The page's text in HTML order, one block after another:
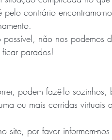
contrário encontramo-
não nos podemos
parados!
podem fazê-lo
ou mais corridas virtuais
site, por favor informem-